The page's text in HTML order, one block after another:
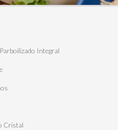
Integral
Cristal